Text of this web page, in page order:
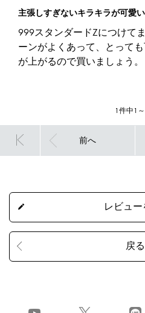
主張しすぎないキラキラが可愛
999スタンダードZにつけて
ーンがよくあって、とって
が上がるので買いましょう。
1件中1
前へ